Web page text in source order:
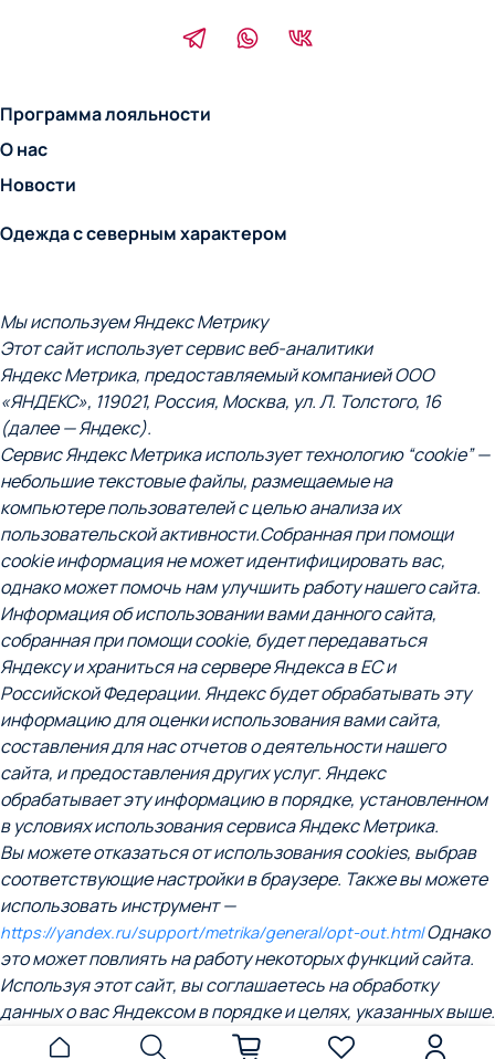
Программа лояльности
О нас
Новости
Одежда с северным характером
Мы используем Яндекс Метрику
Этот сайт использует сервис веб-аналитики
Яндекс Метрика, предоставляемый компанией ООО
«ЯНДЕКС», 119021, Россия, Москва, ул. Л. Толстого, 16
(далее — Яндекс).
Сервис Яндекс Метрика использует технологию “cookie” —
небольшие текстовые файлы, размещаемые на
компьютере пользователей с целью анализа их
пользовательской активности.Собранная при помощи
cookie информация не может идентифицировать вас,
однако может помочь нам улучшить работу нашего сайта.
Информация об использовании вами данного сайта,
собранная при помощи cookie, будет передаваться
Яндексу и храниться на сервере Яндекса в ЕС и
Российской Федерации. Яндекс будет обрабатывать эту
информацию для оценки использования вами сайта,
составления для нас отчетов о деятельности нашего
сайта, и предоставления других услуг. Яндекс
обрабатывает эту информацию в порядке, установленном
в условиях использования сервиса Яндекс Метрика.
Вы можете отказаться от использования cookies, выбрав
соответствующие настройки в браузере. Также вы можете
использовать инструмент —
https://yandex.ru/support/metrika/general/opt-out.htmlОднако
это может повлиять на работу некоторых функций сайта.
Используя этот сайт, вы соглашаетесь на обработку
данных о вас Яндексом в порядке и целях, указанных выше.